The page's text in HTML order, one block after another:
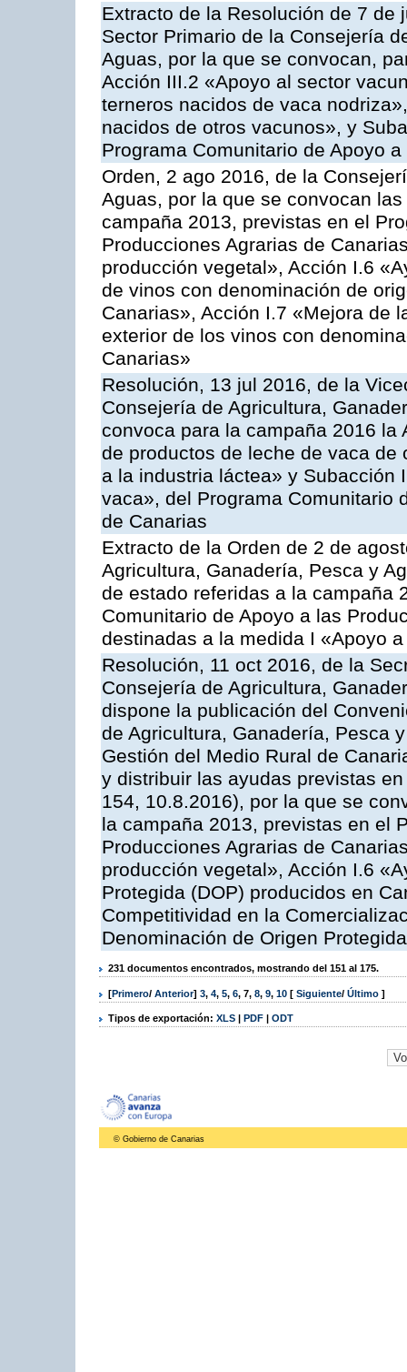
Extracto de la Resolución de 7
Sector Primario de la Consejería
Aguas, por la que se convocan,
Acción III.2 «Apoyo al sector
terneros nacidos de vaca
nacidos de otros vacunos», y
Programa Comunitario de Apoyo
Orden, 2 ago 2016, de la
Aguas, por la que se convocan
campaña 2013, previstas en el
Producciones Agrarias de
producción vegetal», Acción I.6
de vinos con denominación de
Canarias», Acción I.7 «Mejora de
exterior de los vinos con
Canarias»
Resolución, 13 jul 2016, de la
Consejería de Agricultura,
convoca para la campaña 2016
de productos de leche de vaca
a la industria láctea» y Subacción
vaca», del Programa Comunitario
de Canarias
Extracto de la Orden de 2 de
Agricultura, Ganadería, Pesca y
de estado referidas a la campaña
Comunitario de Apoyo a las
destinadas a la medida I «Apoyo
Resolución, 11 oct 2016, de la
Consejería de Agricultura,
dispone la publicación del
de Agricultura, Ganadería, Pesca
Gestión del Medio Rural de
y distribuir las ayudas previstas
154, 10.8.2016), por la que se
la campaña 2013, previstas en el
Producciones Agrarias de
producción vegetal», Acción I.6
Protegida (DOP) producidos en
Competitividad en la
Denominación de Origen
231 documentos encontrados, mostrando del 151 al 175.
[Primero/ Anterior] 3, 4, 5, 6, 7, 8, 9, 10 [ Siguiente/ Último ]
Tipos de exportación: XLS | PDF | ODT
© Gobierno de Canarias